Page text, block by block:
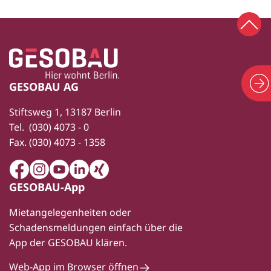
Fußbereich
Zur Startseite
GESOBAU AG
Stiftsweg 1, 13187 Berlin
Tel. (030) 4073 - 0
Fax. (030) 4073 - 1358
FacebookInstagram
YoutubeLinkedIn
Xing
GESOBAU-App
Mietangelegenheiten oder
Schadensmeldungen einfach über die
App der GESOBAU klären.
Web-App im Browser öffnen